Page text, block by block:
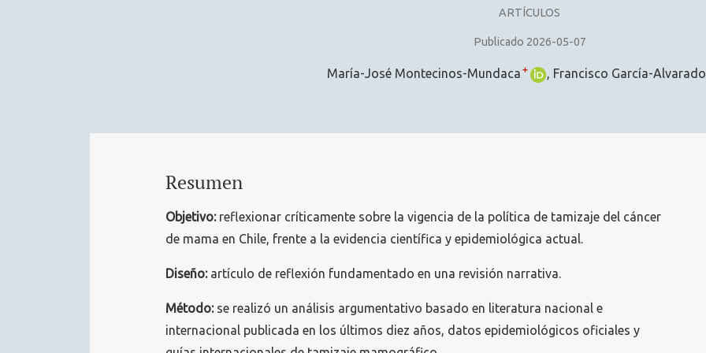
ARTÍCULOS
Publicado 2026-05-07
María-José Montecinos-Mundaca + Francisco García-Alvarado
Resumen
Objetivo:reflexionar críticamente sobre la vigencia de la política de tamizaje del cáncer
de mama en Chile, frente a la evidencia científica y epidemiológica actual.
Diseño:artículo de reflexión fundamentado en una revisión narrativa.
Método:se realizó un análisis argumentativo basado en literatura nacional e
internacional publicada en los últimos diez años, datos epidemiológicos oficiales y